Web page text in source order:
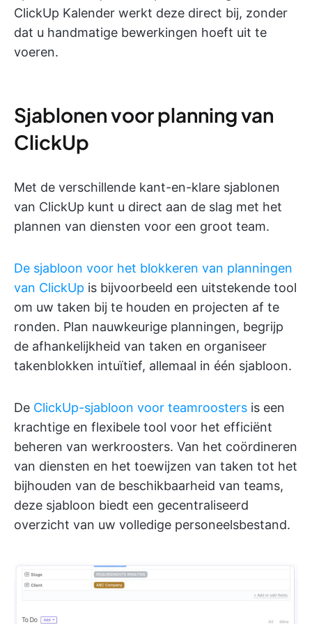
ClickUp Kalender werkt deze direct bij, zonder
dat u handmatige bewerkingen hoeft uit te
voeren.
Sjablonen voor planning van
ClickUp
Met de verschillende kant-en-klare sjablonen
van ClickUp kunt u direct aan de slag met het
plannen van diensten voor een groot team.
De sjabloon voor het blokkeren van planningen
van ClickUp is bijvoorbeeld een uitstekende tool
om uw taken bij te houden en projecten af te
ronden. Plan nauwkeurige planningen, begrijp
de afhankelijkheid van taken en organiseer
takenblokken intuïtief, allemaal in één sjabloon.
De ClickUp-sjabloon voor teamroosters is een
krachtige en flexibele tool voor het efficiënt
beheren van werkroosters. Van het coördineren
van diensten en het toewijzen van taken tot het
bijhouden van de beschikbaarheid van teams,
deze sjabloon biedt een gecentraliseerd
overzicht van uw volledige personeelsbestand.